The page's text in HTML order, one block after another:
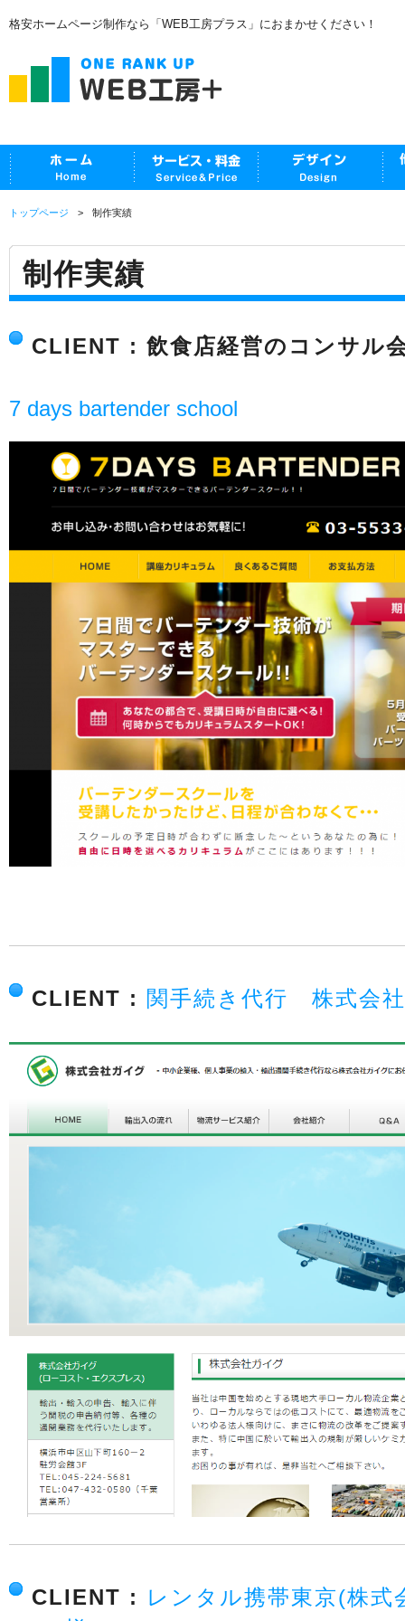
格安ホームページ制作なら「WEB工房プラス」におまかせください！
トップページ 制作実績
制作実績
CLIENT : 飲食店経営のコンサル
7 days bartender school
CLIENT : 関手続き代行 株式会
CLIENT :
レンタル携帯東京(株